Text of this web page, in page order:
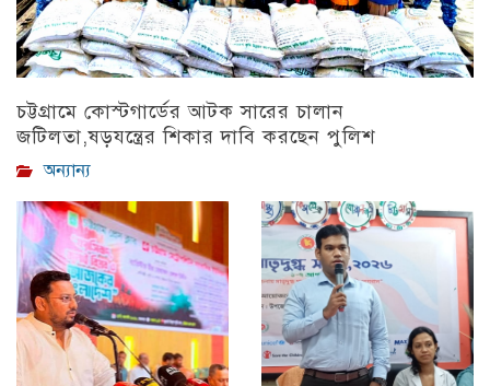
চট্টগ্রামে কোস্টগার্ডের আটক সারের চালান
জটিলতা,ষড়যন্ত্রের শিকার দাবি করছেন পুলিশ
অন্যান্য